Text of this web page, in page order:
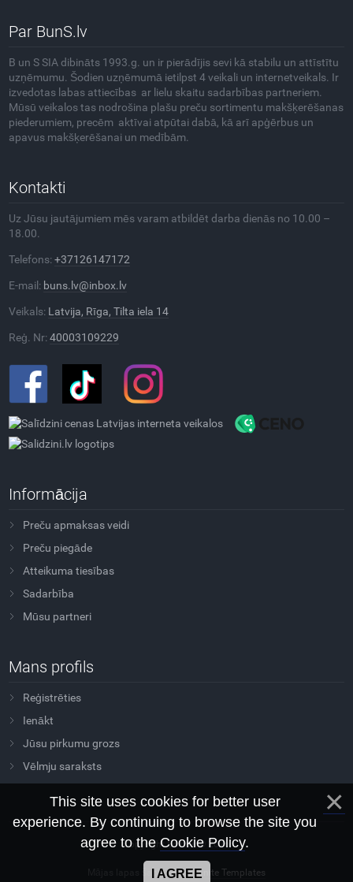
Par BunS.lv
B un S SIA dibināts 1993.g. un ir pierādījis sevi kā stabilu un attīstītu
uzņēmumu. Šodien uzņēmumā ietilpst 4 veikali un internetveikals. Ir
izvedotas labas attiecības ar lielu skaitu sadarbības partneriem.
Mūsū veikalos tas nodrošina plašu preču sortimentu makšķerēšanas
piederumiem, precēm aktīvai atpūtai dabā, kā arī apģērbus un
apavus makšķerēšanai un medībām.
Kontakti
Uz Jūsu jautājumiem mēs varam atbildēt darba dienās no 10.00 –
18.00.
Telefons:+37126147172
E-mail: buns.lv@inbox.lv
Veikals: Latvija, Rīga, Tilta iela 14
Reģ. Nr:40003109229
Informācija
Preču apmaksas veidi
Preču piegāde
Atteikuma tiesības
Sadarbība
Mūsu partneri
Mans profils
Reģistrēties
Ienākt
Jūsu pirkumu grozs
Vēlmju saraksts
Copyright Sovtus © 2026
Mājas lapas šablonsMorganite Templates
This site uses cookies for better user
experience. By continuing to browse the site you
agree to the Cookie Policy.
I AGREE